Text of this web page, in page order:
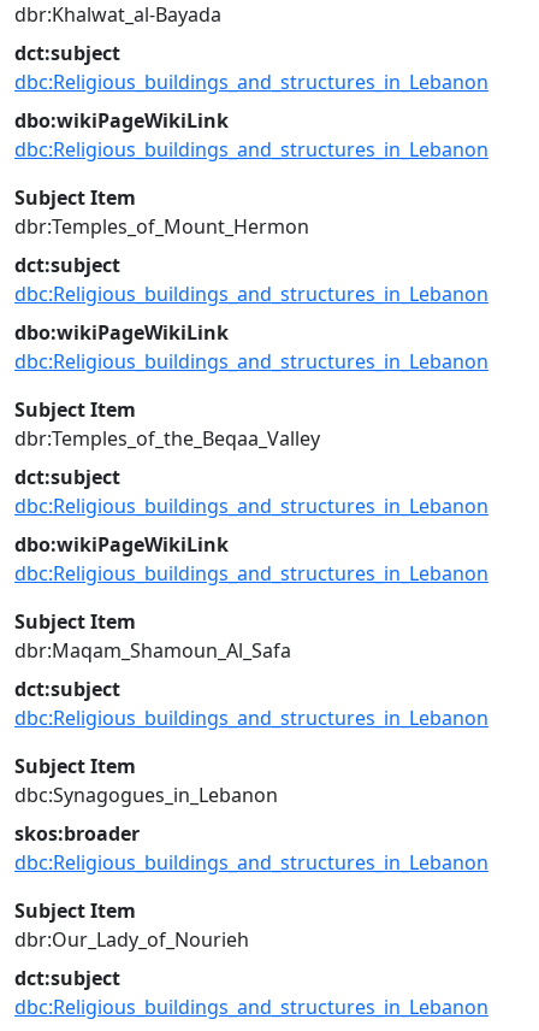
dbr:Khalwat_al-Bayada
dct:subject
dbc:Religious_buildings_and_structures_in_Lebanon
dbo:wikiPageWikiLink
dbc:Religious_buildings_and_structures_in_Lebanon
Subject Item
dbr:Temples_of_Mount_Hermon
dct:subject
dbc:Religious_buildings_and_structures_in_Lebanon
dbo:wikiPageWikiLink
dbc:Religious_buildings_and_structures_in_Lebanon
Subject Item
dbr:Temples_of_the_Beqaa_Valley
dct:subject
dbc:Religious_buildings_and_structures_in_Lebanon
dbo:wikiPageWikiLink
dbc:Religious_buildings_and_structures_in_Lebanon
Subject Item
dbr:Maqam_Shamoun_Al_Safa
dct:subject
dbc:Religious_buildings_and_structures_in_Lebanon
Subject Item
dbc:Synagogues_in_Lebanon
skos:broader
dbc:Religious_buildings_and_structures_in_Lebanon
Subject Item
dbr:Our_Lady_of_Nourieh
dct:subject
dbc:Religious_buildings_and_structures_in_Lebanon